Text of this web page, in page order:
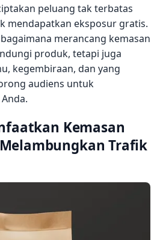
peluang tak terbatas
mendapatkan eksposur gratis.
merancang kemasan
produk, tetapi juga
kegembiraan, dan yang
audiens untuk
Kemasan
Trafik